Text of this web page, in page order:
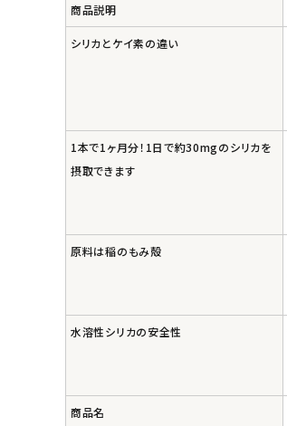
フード・ドリンク
オリジナルブランド
エコリュクス
ナチュラプラス
商品説明
シリカとケイ素の違い
1本で1ヶ月分！1日で約30mgのシリカを
摂取できます
原料は稲のもみ殻
水溶性シリカの安全性
商品名